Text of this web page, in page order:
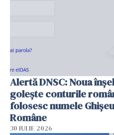
Alertă DNSC: Noua
golește conturile
folosesc numele
Române
30 IULIE 2026